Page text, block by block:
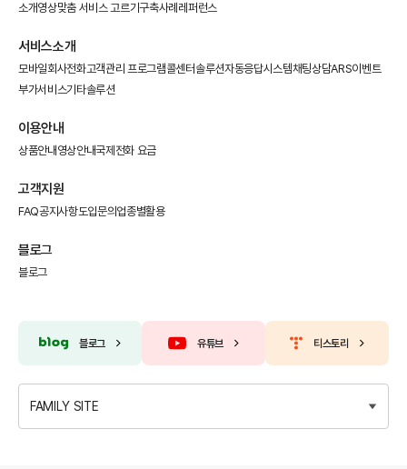
소개영상맞춤 서비스 고르기구축사례 레퍼런스
서비스소개
모바일회사전화고객관리 프로그램콜센터솔루션자동응답시스템채팅상담ARS이벤트
부가서비스기타솔루션
이용안내
상품안내 영상안내국제전화 요금
고객지원
FAQ공지사항도입문의 업종별활용
블로그
블로그
블로그 유튜브 티스토리
FAMILY SITE